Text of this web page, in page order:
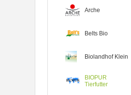
Arche
Belts Bio
Biolandhof Klein
BIOPUR
Tierfutter